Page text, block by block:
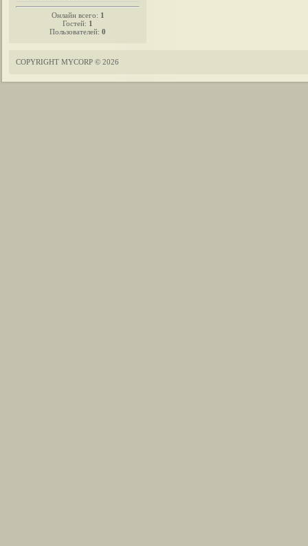
Онлайн всего: 1
Гостей: 1
Пользователей: 0
COPYRIGHT MYCORP © 2026